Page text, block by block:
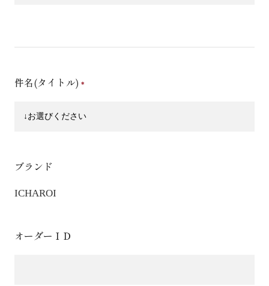
件名(タイトル)
ブランド
ICHAROI
オーダーＩＤ